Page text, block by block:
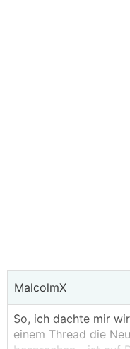
MalcolmX
So, ich dachte mir
einem Thread die